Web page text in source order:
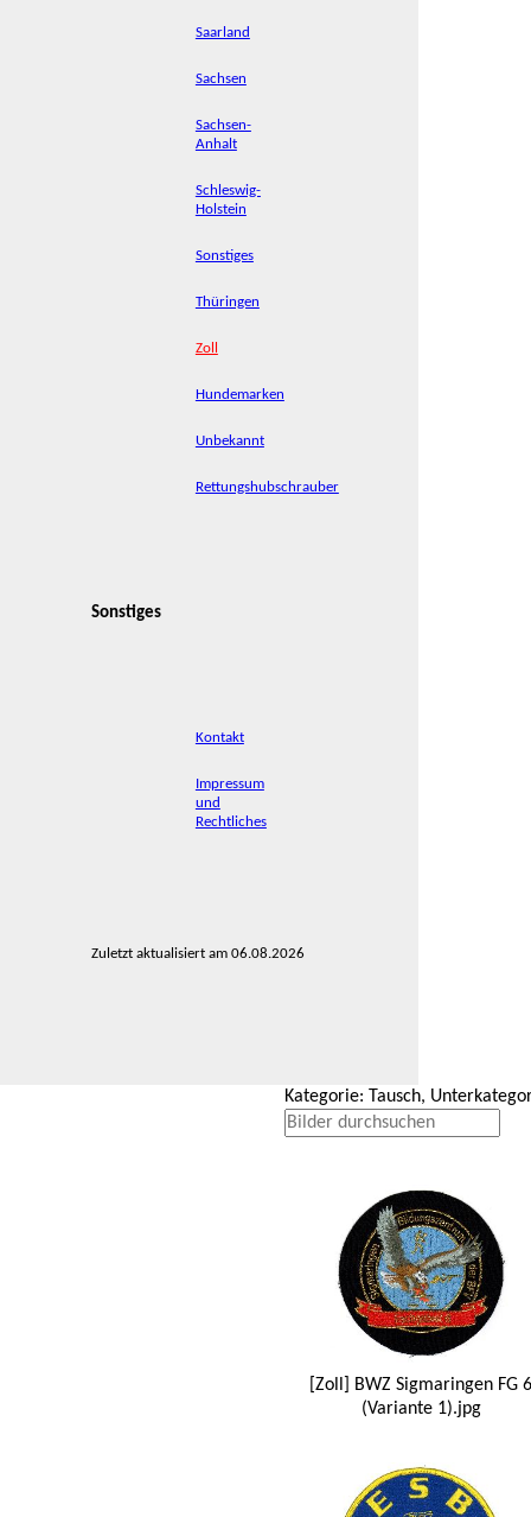
Saarland
Sachsen
Sachsen-
Anhalt
Schleswig-
Holstein
Sonstiges
Thüringen
Zoll
Hundemarken
Unbekannt
Rettungshubschrauber
Sonstiges
Kontakt
Impressum
und
Rechtliches
Zuletzt aktualisiert am 06.08.2026
Kategorie: Tausch,
[Zoll] BWZ Sigmaringen FG 6
(Variante 1).jpg